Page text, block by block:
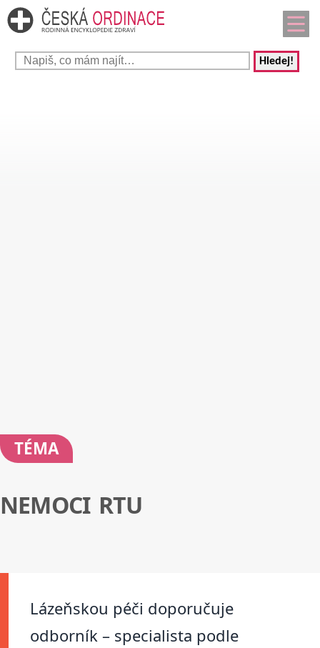
Hledej!
TÉMA
NEMOCI RTU
Lázeňskou péči doporučuje
odborník – specialista podle